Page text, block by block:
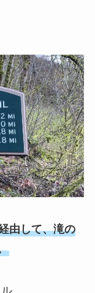
由して、滝の
。